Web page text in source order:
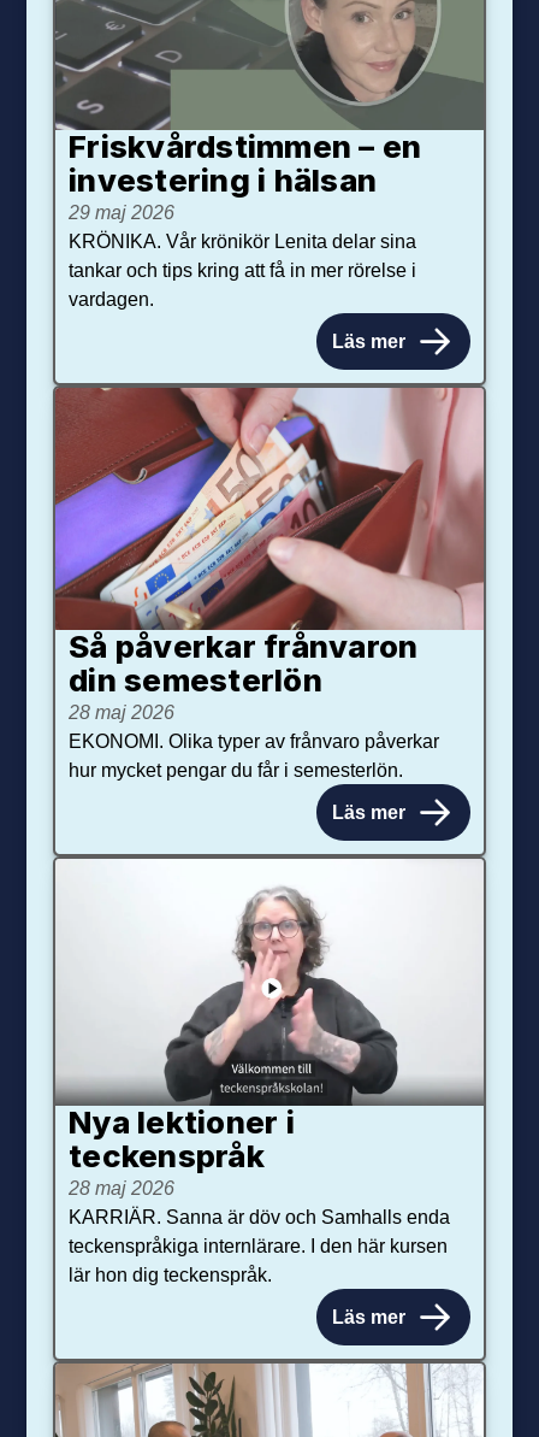
Friskvårdstimmen – en
investering i hälsan
29 maj 2026
KRÖNIKA. Vår krönikör Lenita delar sina
tankar och tips kring att få in mer rörelse i
vardagen.
Läs mer
Så påverkar från­varon
din semester­lön
28 maj 2026
EKONOMI. Olika typer av frånvaro påverkar
hur mycket pengar du får i semesterlön.
Läs mer
Nya lektioner i
teckenspråk
28 maj 2026
KARRIÄR. Sanna är döv och Samhalls enda
teckenspråkiga internlärare. I den här kursen
lär hon dig teckenspråk.
Läs mer